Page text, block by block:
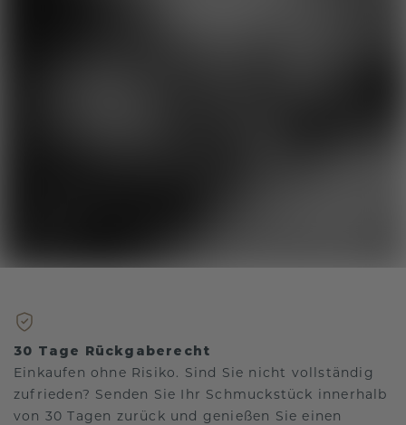
30 Tage Rückgaberecht
Einkaufen ohne Risiko. Sind Sie nicht vollständig
zufrieden? Senden Sie Ihr Schmuckstück innerhalb
von 30 Tagen zurück und genießen Sie einen